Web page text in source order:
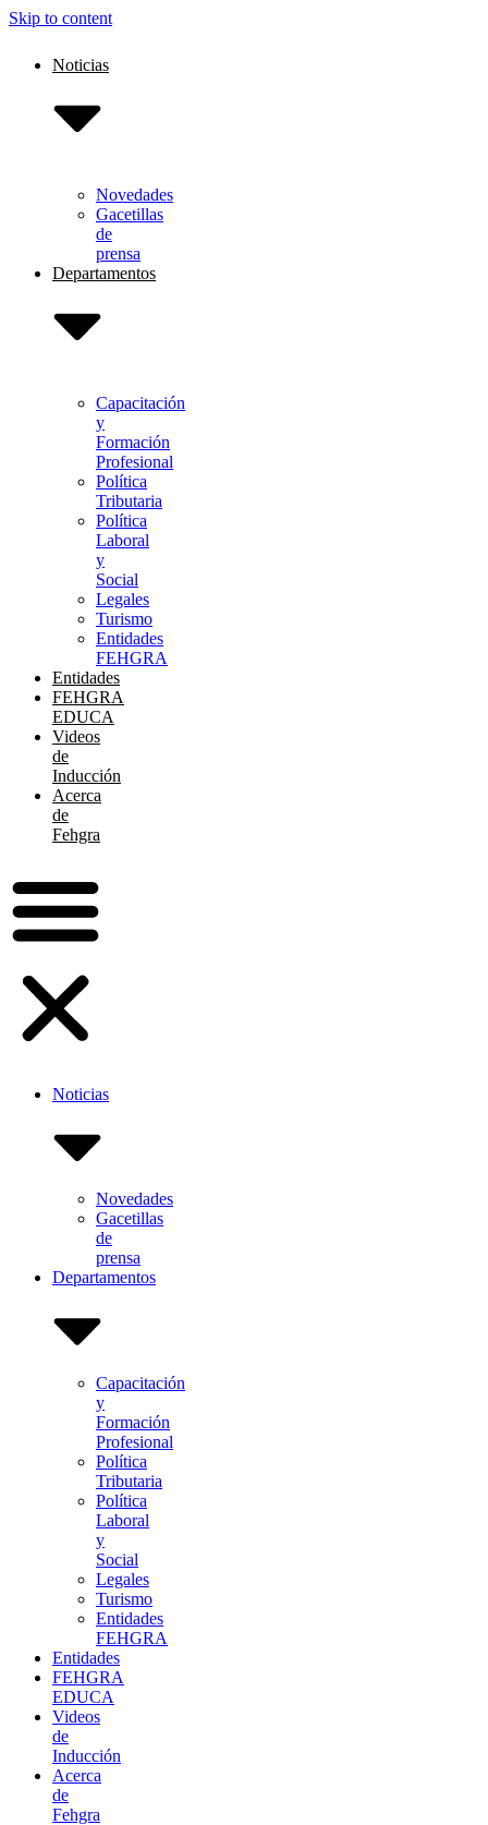
Skip to content
Noticias
Novedades
Gacetillas
de
prensa
Departamentos
Capacitación
y
Formación
Profesional
Política
Tributaria
Política
Laboral
y
Social
Legales
Turismo
Entidades
FEHGRA
Entidades
FEHGRA
EDUCA
Videos
de
Inducción
Acerca
de
Fehgra
Noticias
Novedades
Gacetillas
de
prensa
Departamentos
Capacitación
y
Formación
Profesional
Política
Tributaria
Política
Laboral
y
Social
Legales
Turismo
Entidades
FEHGRA
Entidades
FEHGRA
EDUCA
Videos
de
Inducción
Acerca
de
Fehgra